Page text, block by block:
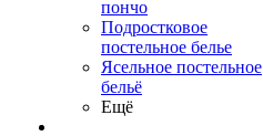
пончо
Подростковое
постельное белье
Ясельное постельное
бельё
Ещё